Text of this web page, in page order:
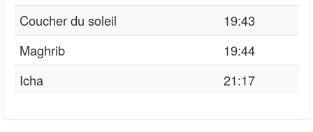
Coucher du soleil
19:43
Maghrib
19:44
Icha
21:17